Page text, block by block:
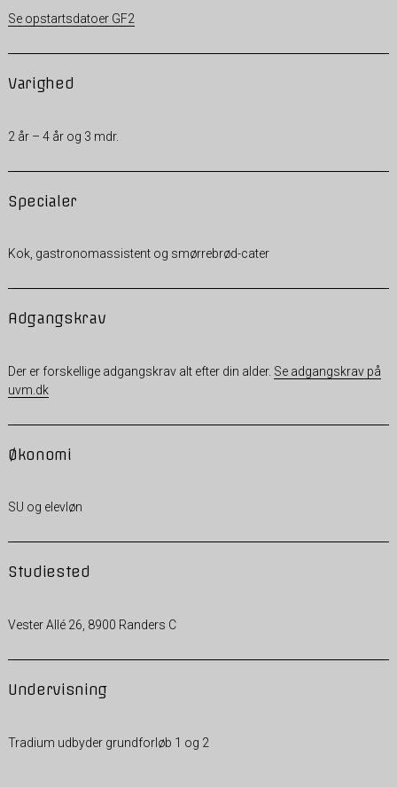
Se opstartsdatoer GF2
Varighed
2 år – 4 år og 3 mdr.
Specialer
Kok, gastronomassistent og smørrebrød-cater
Adgangskrav
Der er forskellige adgangskrav alt efter din alder. Se adgangskrav på
uvm.dk
Økonomi
SU og elevløn
Studiested
Vester Allé 26, 8900 Randers C
Undervisning
Tradium udbyder grundforløb 1 og 2